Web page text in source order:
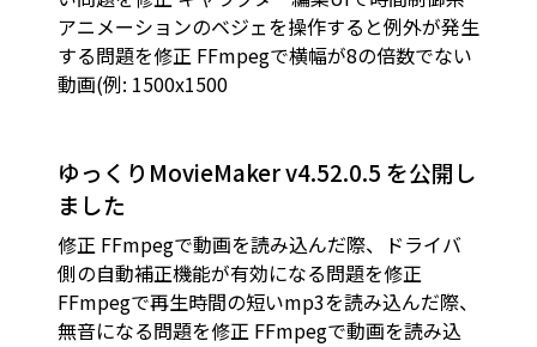
アニメーションのベジェを操作すると例外が発生
する問題を修正 FFmpegで横幅が8の倍数でない
動画(例: 1500x1500
ゆっくりMovieMaker v4.52.0.5 を公開し
ました
修正 FFmpegで動画を読み込んだ際、ドライバ
側の自動補正機能が有効になる問題を修正
FFmpegで再生時間の短いmp3を読み込んだ際、
無音になる問題を修正 FFmpegで動画を読み込